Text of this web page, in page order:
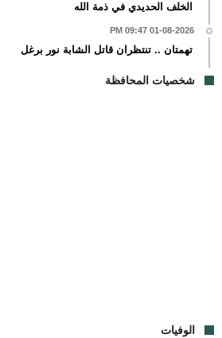
الخلف الحديدي في ذمة الله
01-08-2026 09:47 PM
تهمتان .. تنتظران قاتل الشابة نور برغل
شخصيات المحافظة
الوفيات